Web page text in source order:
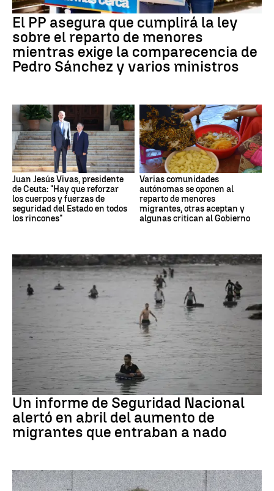
El PP asegura que cumplirá la ley
sobre el reparto de menores
mientras exige la comparecencia de
Pedro Sánchez y varios ministros
Juan Jesús Vivas, presidente
de Ceuta: "Hay que reforzar
los cuerpos y fuerzas de
seguridad del Estado en todos
los rincones"
Varias comunidades
autónomas se oponen al
reparto de menores
migrantes, otras aceptan y
algunas critican al Gobierno
Ceuta
Un informe de Seguridad Nacional
alertó en abril del aumento de
migrantes que entraban a nado